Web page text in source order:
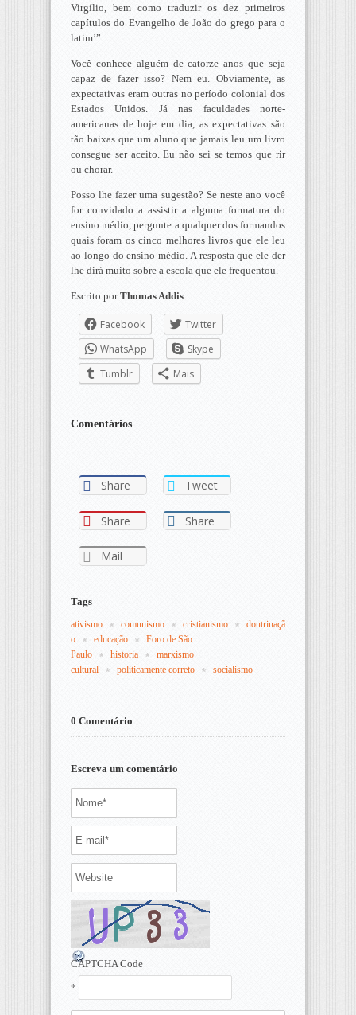
Virgílio, bem como traduzir os dez primeiros
capítulos do Evangelho de João do grego para o
latim’”.
Você conhece alguém de catorze anos que seja
capaz de fazer isso? Nem eu. Obviamente, as
expectativas eram outras no período colonial dos
Estados Unidos. Já nas faculdades norte-
americanas de hoje em dia, as expectativas são
tão baixas que um aluno que jamais leu um livro
consegue ser aceito. Eu não sei se temos que rir
ou chorar.
Posso lhe fazer uma sugestão? Se neste ano você
for convidado a assistir a alguma formatura do
ensino médio, pergunte a qualquer dos formandos
quais foram os cinco melhores livros que ele leu
ao longo do ensino médio. A resposta que ele der
lhe dirá muito sobre a escola que ele frequentou.
Escrito porThomas Addis.
Facebook
Twitter
WhatsApp
Skype
Tumblr
Mais
Comentários
Share Tweet
Share Share
Mail
Tags
ativismo comunismo cristianismo
doutrinaçã
o
educação
Foro de São
Paulo
historia
marxismo
cultural
politicamente correto socialismo
0 Comentário
Escreva um comentário
CAPTCHA Code
*